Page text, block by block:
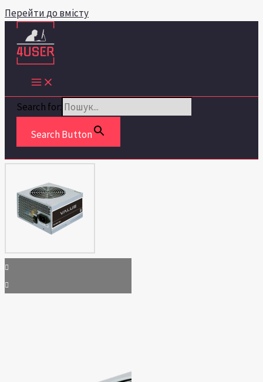
Перейти до вмісту
Search for:
Search Button